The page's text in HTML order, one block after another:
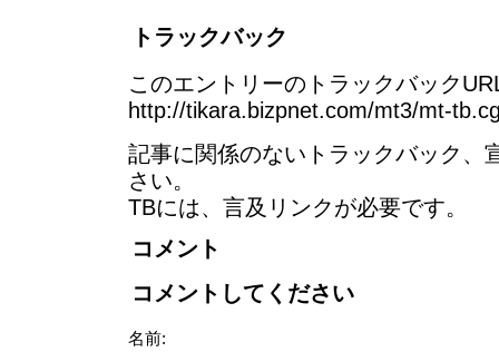
トラックバック
このエントリーのトラックバック
http://tikara.bizpnet.com/mt3/mt-
記事に関係のないトラックバック、
さい。
TBには、言及リンクが必要です。
コメント
コメントしてください
名前: